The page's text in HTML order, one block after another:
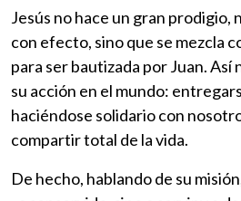
Jesús no hace un gran prodigio,
con efecto, sino que se mezcla
para ser bautizada por Juan. Así
su acción en el mundo:
haciéndose solidario con
compartir total de la vida.
De hecho, hablando de su